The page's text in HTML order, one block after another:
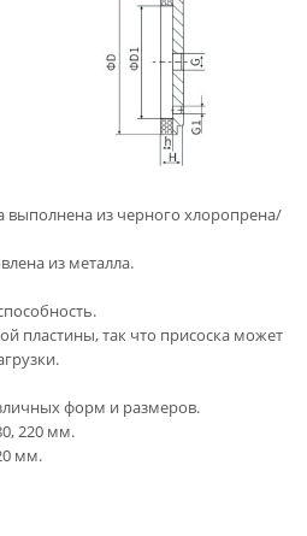
выполнена из черного хлоропрена/
​​из металла.
пластины, так что присоска может
форм и размеров.
220 мм.
мм.